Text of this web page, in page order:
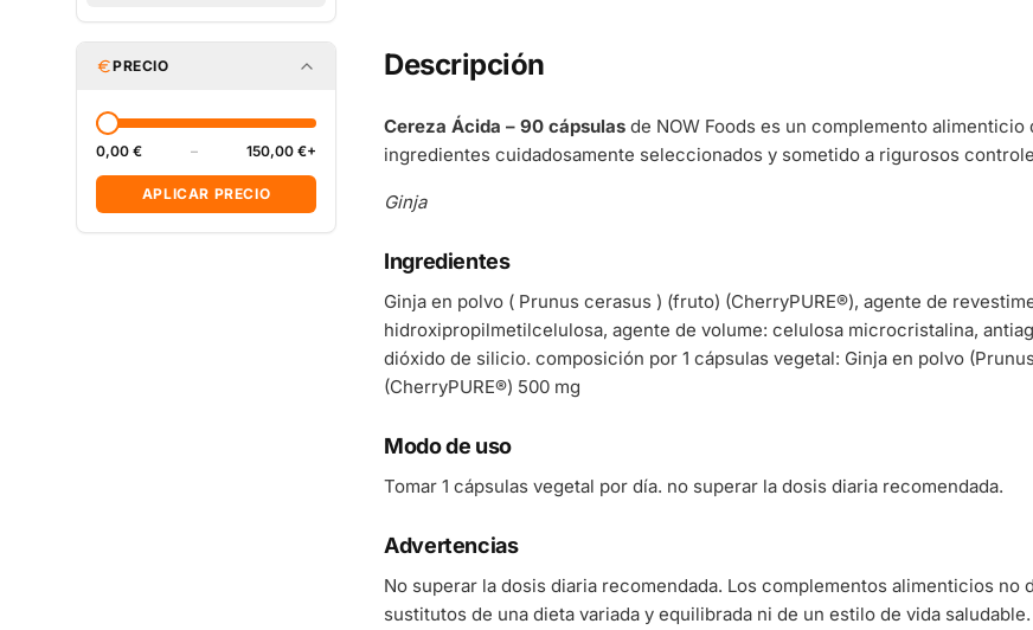
PRECIO
0,00 € – 150,00 €+
APLICAR PRECIO
Descripción
Cereza Ácida – 90 cápsulas de NOW Foods es un complemento
ingredientes cuidadosamente seleccionados y sometido a rigurosos
Ginja
Ingredientes
Ginja en polvo ( Prunus cerasus ) (fruto) (CherryPURE®), agente de
hidroxipropilmetilcelulosa, agente de volume: celulosa microcristalina,
dióxido de silicio. composición por 1 cápsulas vegetal: Ginja en polvo
(CherryPURE®) 500 mg
Modo de uso
Tomar 1 cápsulas vegetal por día. no superar la dosis diaria recomendada.
Advertencias
No superar la dosis diaria recomendada. Los complementos alimenticios no
sustitutos de una dieta variada y equilibrada ni de un estilo de vida